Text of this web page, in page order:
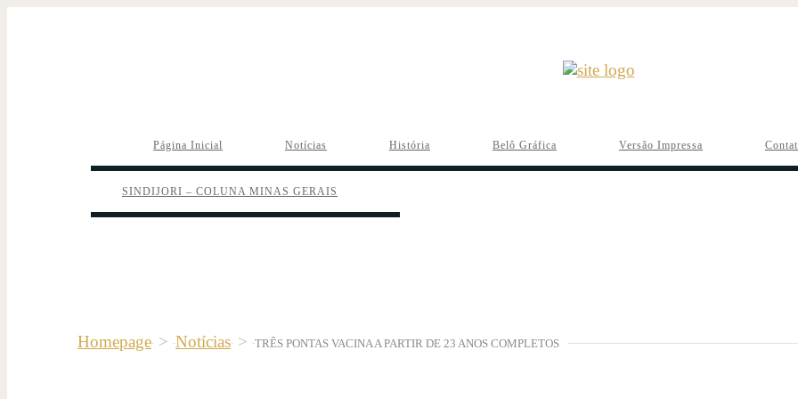
Página Inicial Notícias História Belô Gráfica Versão Impressa
SINDIJORI – COLUNA MINAS GERAIS
Homepage > Notícias > TRÊS PONTAS VACINA A PARTIR DE 23 ANOS COMPLETOS